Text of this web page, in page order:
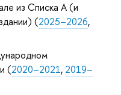
из Списка А (и
(2025–2026,
(2020–2021, 2019–